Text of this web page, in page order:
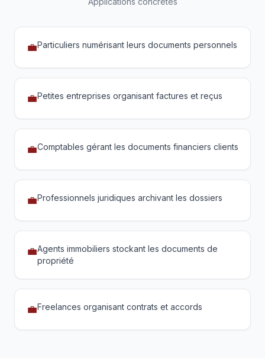
💼Particuliers numérisant leurs documents personnels
💼Petites entreprises organisant factures et reçus
💼Comptables gérant les documents financiers clients
💼Professionnels juridiques archivant les dossiers
💼Agents immobiliers stockant les documents de
propriété
💼Freelances organisant contrats et accords